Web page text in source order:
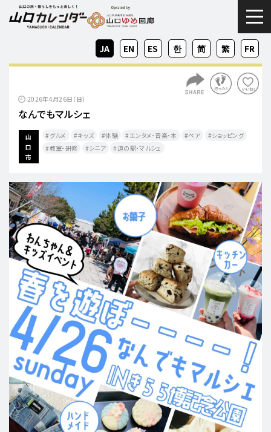
ZH-
CN
ZH-
TW
EN FR
JA KO
ES
2026年4月26日（日）
なんでもマルシェ
山
口
市
グルメ キッズ 体験 エンタメ・音楽・本 ペア
ショッピング
教室・研修
シニア 道の駅・マルシェ